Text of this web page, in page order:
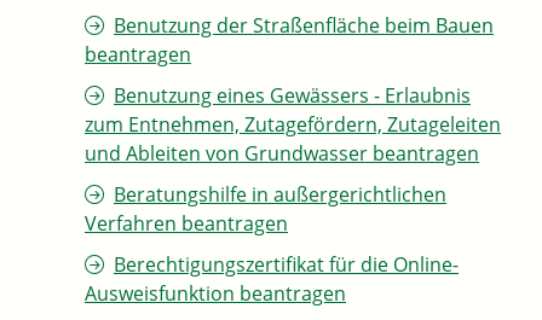
Benutzung der Straßenfläche beim Bauen
beantragen
Benutzung eines Gewässers - Erlaubnis
zum Entnehmen, Zutagefördern, Zutageleiten
und Ableiten von Grundwasser beantragen
Beratungshilfe in außergerichtlichen
Verfahren beantragen
Berechtigungszertifikat für die Online-
Ausweisfunktion beantragen